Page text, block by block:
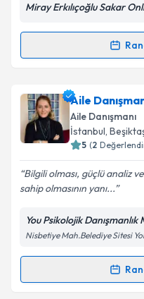
kapsamda
Miray Erkılıçoğlu Sakar
Randevu
Aile Danışmanı
randevu takvimi talebi
randevu almanız için
posta ile
E-posta Adresiniz
Kişisel
Metni'ni okudum
kapsamda
Aile
Aile Danışmanı
İstanbul,
5 (2
Bilgili olması, güçlü analiz
sahip olmasının yanı...
You Psikolojik Danışmanlık
Nisbetiye Mah.Belediye Sitesi
Randevu